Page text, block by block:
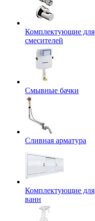
Комплектующие для
смесителей
Смывные бачки
Сливная арматура
Комплектующие для
ванн